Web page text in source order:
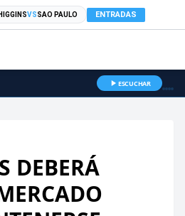
VSSAO PAULO ENTRADAS
ESCUCHAR
DEBERÁ